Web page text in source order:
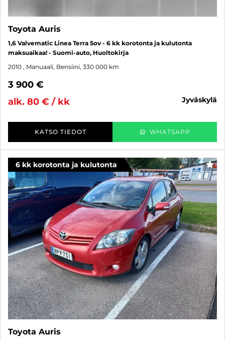
Toyota Auris
1,6 Valvematic Linea Terra 5ov - 6 kk korotonta ja kulutonta
maksuaikaa! - Suomi-auto, Huoltokirja
2010 , Manuaali, Bensiini, 330 000 km
3 900 €
alk. 80 € / kk
jyväskylä
KATSO TIEDOT WHATSAPP
6 kk korotonta ja kulutonta
Toyota Auris